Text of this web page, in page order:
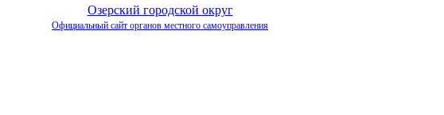
Озерский городской округ
Официальный сайт органов местного самоуправления